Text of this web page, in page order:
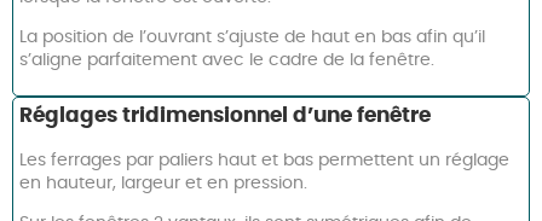
La position de l’ouvrant s’ajuste de haut en bas afin qu’il
s’aligne parfaitement avec le cadre de la fenêtre.
Réglages tridimensionnel d’une fenêtre
Les ferrages par paliers haut et bas permettent un réglage
en hauteur, largeur et en pression.